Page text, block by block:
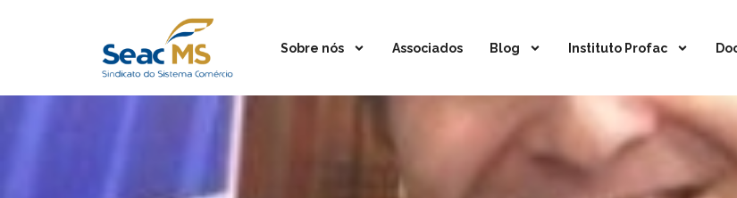
Sobre nós Associados Blog Instituto Profac